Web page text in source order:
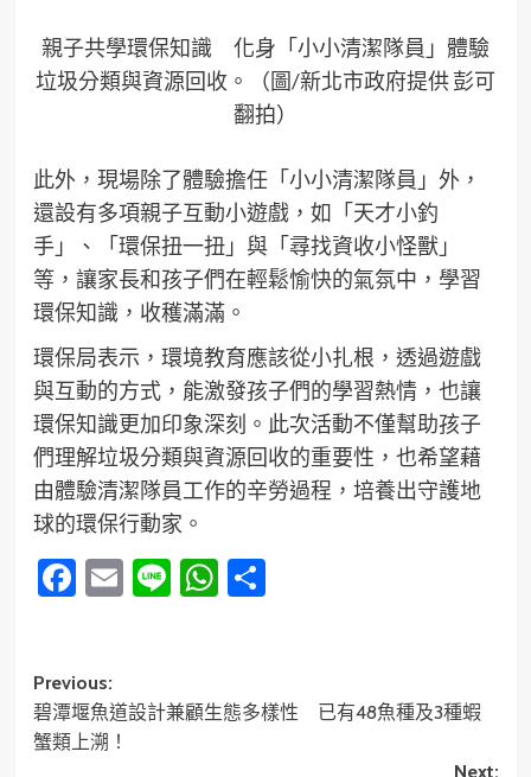
親子共學環保知識 化身「小小清潔隊員」體驗
垃圾分類與資源回收。（圖/新北市政府提供 彭可
翻拍）
此外，現場除了體驗擔任「小小清潔隊員」外，
還設有多項親子互動小遊戲，如「天才小釣
手」、「環保扭一扭」與「尋找資收小怪獸」
等，讓家長和孩子們在輕鬆愉快的氣氛中，學習
環保知識，收穫滿滿。
環保局表示，環境教育應該從小扎根，透過遊戲
與互動的方式，能激發孩子們的學習熱情，也讓
環保知識更加印象深刻。此次活動不僅幫助孩子
們理解垃圾分類與資源回收的重要性，也希望藉
由體驗清潔隊員工作的辛勞過程，培養出守護地
球的環保行動家。
Facebook
Email
LineWhatsApp
分
Post
navigation
Previous:
碧潭堰魚道設計兼顧生態多樣性 已有48魚種及3種蝦
蟹類上溯！
Next: